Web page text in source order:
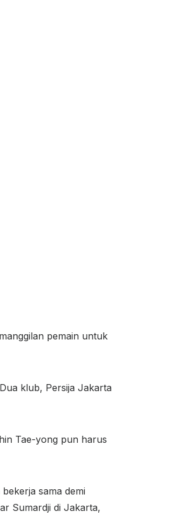
pemain untuk
klub, Persija Jakarta
Tae-yong pun harus
sama demi
Sumardji di Jakarta,